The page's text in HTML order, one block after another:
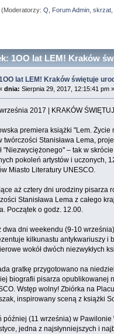
Q Forum Admin, skrzat,
1OO lat LEM! Kraków
lat LEM! Kraków świętuje
dnia: Sierpnia 29, 2017, 12:15:41 pm »
2017 | KRAKÓW
premiera książki "Lem.
twórczości Stanisława Lema,
"Niezwyciężonego" – tak w
pokoleń artystów i uczonych,
Miasto Literatury UNESCO.
aż cztery dni urodziny pisarza
Stanisława Lema z całego
Początek o godz. 12.00.
dwa dni weekendu (9-10
kilkunastu antykwariuszy i
wokół dwóch niezwykłych
gratkę przygotowano na
biografii pisarza opublikowanej
Wstęp wolny! Zbiórka na
inspirowany sceną z książki
później (11 września) w
jedna z najsłynniejszych i